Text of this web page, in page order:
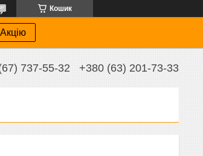
Кошик
737-55-32 +380 (63) 201-73-33